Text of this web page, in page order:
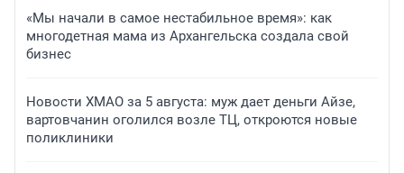
«Мы начали в самое нестабильное время»: как
многодетная мама из Архангельска создала свой
бизнес
Новости ХМАО за 5 августа: муж дает деньги Айзе,
вартовчанин оголился возле ТЦ, откроются новые
поликлиники